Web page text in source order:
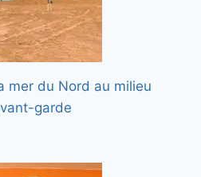
mer du Nord au milieu
garde